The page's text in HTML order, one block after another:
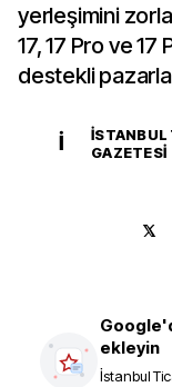
yerleşimini
17, 17 Pro ve
destekli
İ
İSTANBUL
GAZETESI
ekleyin
İstanbul